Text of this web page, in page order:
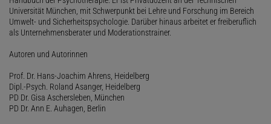
Universität München, mit Schwerpunkt bei Lehre und Forschung im Bereich
Umwelt- und Sicherheitspsychologie. Darüber hinaus arbeitet er freiberuflich
als Unternehmensberater und Moderationstrainer.
Autoren und Autorinnen
Prof. Dr. Hans-Joachim Ahrens, Heidelberg
Dipl.-Psych. Roland Asanger, Heidelberg
PD Dr. Gisa Aschersleben, München
PD Dr. Ann E. Auhagen, Berlin